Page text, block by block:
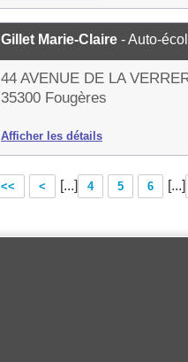
Gillet Marie-Claire - Auto-
44 AVENUE DE LA
35300 Fougères
Afficher les détails
<< < [...] 4 5 6 [...]